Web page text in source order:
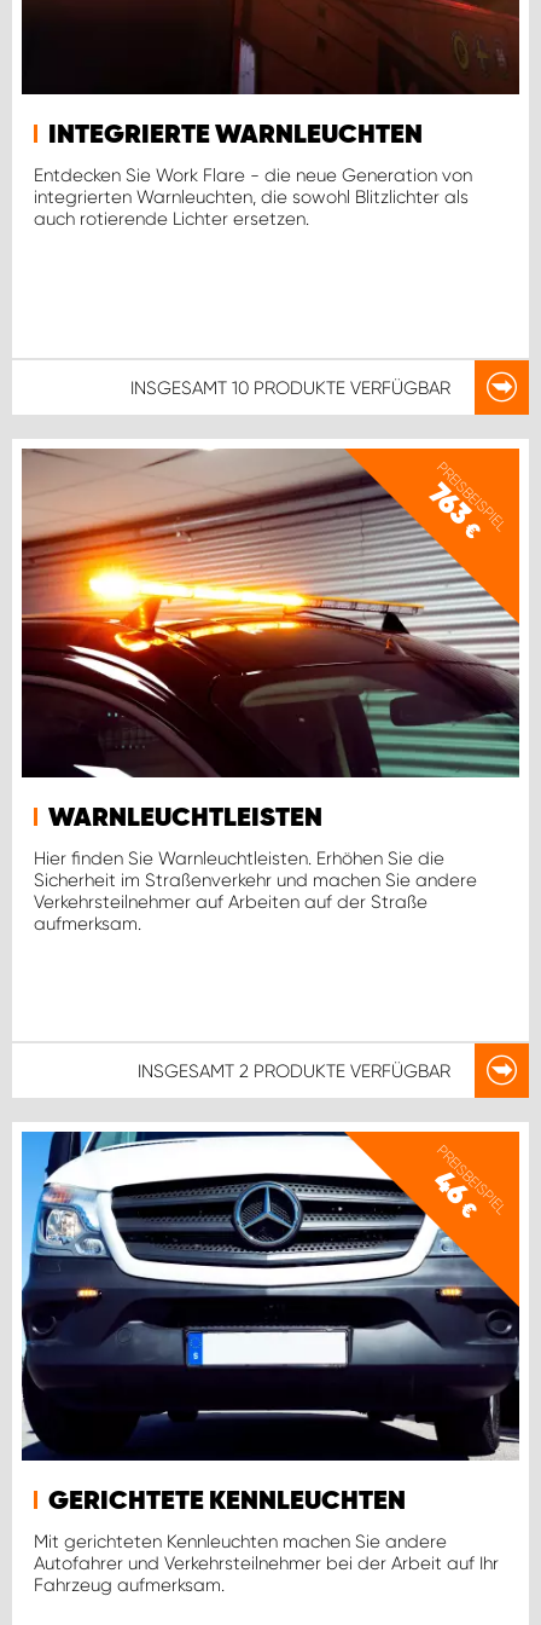
INTEGRIERTE WARNLEUCHTEN
Entdecken Sie Work Flare - die neue Generation von
integrierten Warnleuchten, die sowohl Blitzlichter als
auch rotierende Lichter ersetzen.
INSGESAMT 10 PRODUKTE VERFÜGBAR
PREISBEISPIEL
763
€
WARNLEUCHTLEISTEN
Hier finden Sie Warnleuchtleisten. Erhöhen Sie die
Sicherheit im Straßenverkehr und machen Sie andere
Verkehrsteilnehmer auf Arbeiten auf der Straße
aufmerksam.
INSGESAMT 2 PRODUKTE VERFÜGBAR
PREISBEISPIEL
46
€
GERICHTETE KENNLEUCHTEN
Mit gerichteten Kennleuchten machen Sie andere
Autofahrer und Verkehrsteilnehmer bei der Arbeit auf Ihr
Fahrzeug aufmerksam.